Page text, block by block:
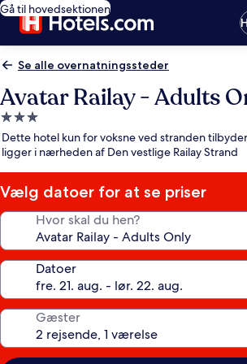
Gå til hovedsektionen
Se alle overnatningssteder
Avatar Railay - Adults
3.0-
stjernet
overnatningssted
Dette hotel kun for voksne ved stranden
ligger i nærheden af Den vestlige Railay Strand
Vælg datoer for at se priser
Hvor skal du hen?
Datoer
Gæster